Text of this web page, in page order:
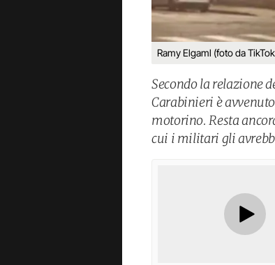
Ramy Elgaml (foto da
Secondo la relazione
Carabinieri è
motorino. Resta
cui i militari gli